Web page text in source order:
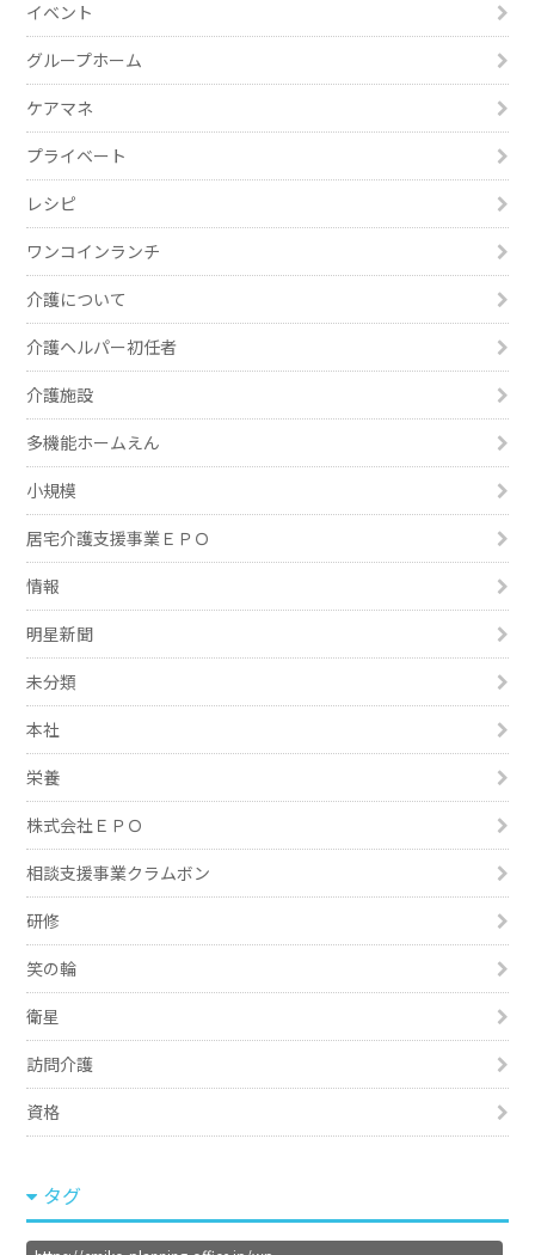
イベント
グループホーム
ケアマネ
プライベート
レシピ
ワンコインランチ
介護について
介護ヘルパー初任者
介護施設
多機能ホームえん
小規模
居宅介護支援事業ＥＰＯ
情報
明星新聞
未分類
本社
栄養
株式会社ＥＰＯ
相談支援事業クラムボン
研修
笑の輪
衛星
訪問介護
資格
タグ